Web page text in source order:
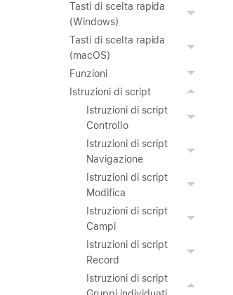
Tasti di scelta rapida
(Windows)
Tasti di scelta rapida
(macOS)
Funzioni
Istruzioni di script
Istruzioni di script
Controllo
Istruzioni di script
Navigazione
Istruzioni di script
Modifica
Istruzioni di script
Campi
Istruzioni di script
Record
Istruzioni di script